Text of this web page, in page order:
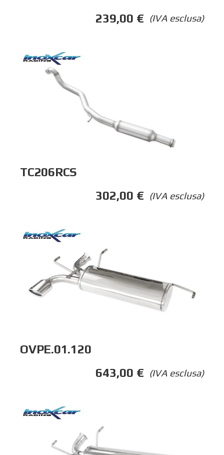
(IVA esclusa)
239,00 €
TC206RCS
(IVA esclusa)
302,00 €
OVPE.01.120
(IVA esclusa)
643,00 €